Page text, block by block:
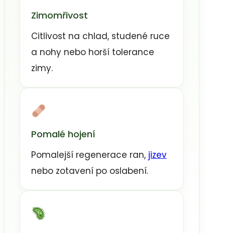
Zimomřivost
Citlivost na chlad, studené ruce
a nohy nebo horší tolerance
zimy.
Pomalé hojení
Pomalejší regenerace ran, jizev
nebo zotavení po oslabení.